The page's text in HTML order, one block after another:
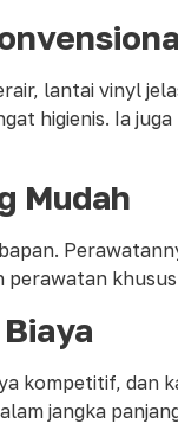
lantai vinyl
higienis. Ia
Mudah
kompetitif, dan
jangka